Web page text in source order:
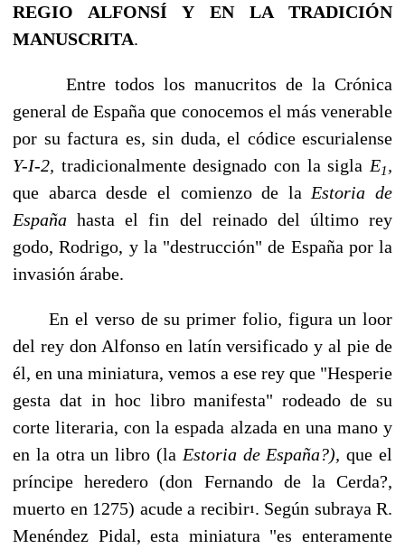
REGIO ALFONSÍ Y EN LA TRADICIÓN
MANUSCRITA.
Entre todos los manucritos de la Crónica
general de España que conocemos el más ve­nerable
por su factura es, sin duda, el códice escurialense
Y-I-2, tradicionalmente designado con la sigla E1,
que abarca desde el comienzo de la Estoria de
Españahasta el fin del reinado del último rey
godo, Rodrigo, y la "destrucción" de España por la
invasión árabe.
En el verso de su primer folio, figura un loor
del rey don Alfonso en latín versifica­do y al pie de
él, en una miniatura, vemos a ese rey que "Hesperie
gesta dat in hoc li­bro manifesta" rodeado de su
corte literaria, con la espada alzada en una mano y
en la otra un libro (la Estoria de España?),que el
príncipe heredero (don Fernando de la Cerda?,
muerto en 1275) acude a recibir1 . Según subraya R.
Menéndez Pidal, esta minia­tura "es enteramente